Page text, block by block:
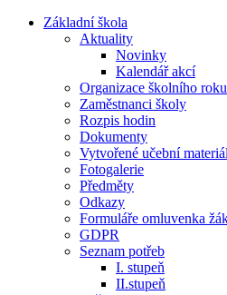
Základní škola
Aktuality
Novinky
Kalendář akcí
Organizace školního
Zaměstnanci školy
Rozpis hodin
Dokumenty
Vytvořené učební
Fotogalerie
Předměty
Odkazy
Formuláře omluvenka
GDPR
Seznam potřeb
I. stupeň
II.stupeň